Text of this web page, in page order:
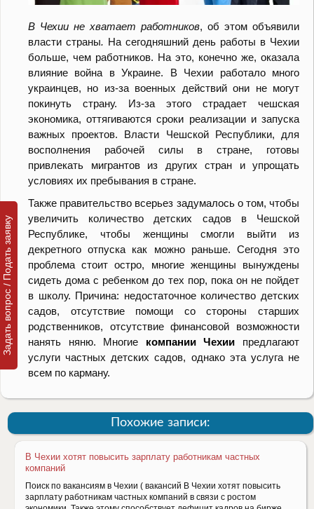
В Чехии не хватает работников, об этом объявили
власти страны. На сегодняшний день работы в Чехии
больше, чем работников. На это, конечно же, оказала
влияние война в Украине. В Чехии работало много
украинцев, но из-за военных действий они не могут
покинуть страну. Из-за этого страдает чешская
экономика, оттягиваются сроки реализации и запуска
важных проектов. Власти Чешской Республики, для
восполнения рабочей силы в стране, готовы
привлекать мигрантов из других стран и упрощать
условиях их пребывания в стране.
Также правительство всерьез задумалось о том, чтобы
увеличить количество детских садов в Чешской
Республике, чтобы женщины смогли выйти из
декретного отпуска как можно раньше. Сегодня это
проблема стоит остро, многие женщины вынуждены
сидеть дома с ребенком до тех пор, пока он не пойдет
в школу. Причина: недостаточное количество детских
садов, отсутствие помощи со стороны старших
родственников, отсутствие финансовой возможности
нанять няню. Многие компании Чехии предлагают
услуги частных детских садов, однако эта услуга не
всем по карману.
Похожие записи:
В Чехии хотят повысить зарплату работникам частных
компаний
Поиск по вакансиям в Чехии ( вакансий В Чехии хотят повысить
зарплату работникам частных компаний в связи с ростом
Задать вопрос / Подать заявку